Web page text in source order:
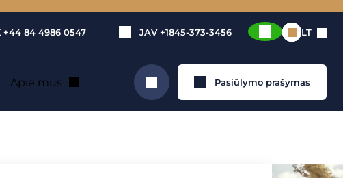
+44 84 4986 0547 JAV +1845-373-3456 LT
Apie mus Ieškoti Pasiūlymo prašymas